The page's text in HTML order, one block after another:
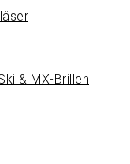
& MX-Brillen